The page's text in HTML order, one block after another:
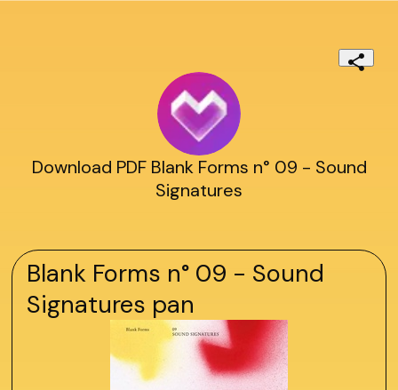
Download PDF Blank Forms n° 09 - Sound
Signatures
Blank Forms n° 09 - Sound
Signatures pan